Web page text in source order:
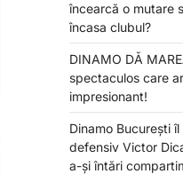
încearcă o mutare
încasa clubul?
DINAMO DĂ
spectaculos care
impresionant!
Dinamo București
defensiv Victor
a-și întări